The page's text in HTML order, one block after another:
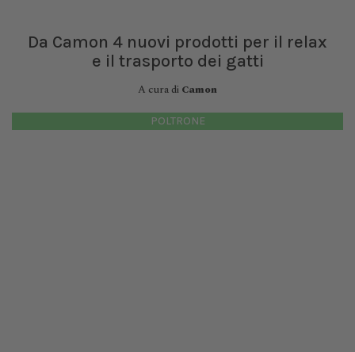
Da Camon 4 nuovi prodotti per il relax
e il trasporto dei gatti
A cura di Camon
POLTRONE